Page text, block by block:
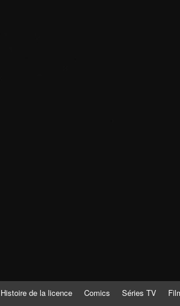
Histoire de la licence Comics Séries TV